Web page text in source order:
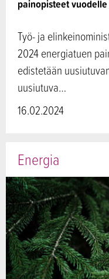
painopisteet
Työ- ja
2024 energiatuen
edistetään
uusiutuva…
16.02.2024
Energia